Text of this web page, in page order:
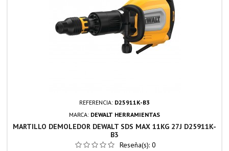
REFERENCIA: D25911K-B3
MARCA: DEWALT HERRAMIENTAS
MARTILLO DEMOLEDOR DEWALT SDS MAX 11KG 27J D25911K-
B3
Reseña(s): 0